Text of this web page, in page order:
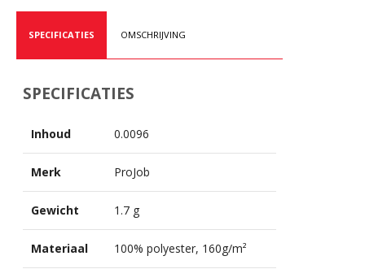
SPECIFICATIES OMSCHRIJVING
SPECIFICATIES
Inhoud 0.0096
Merk ProJob
Gewicht 1.7 g
Materiaal 100% polyester, 160g/m²